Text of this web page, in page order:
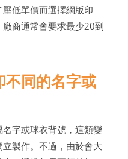
低單價而選擇網版印
商通常會要求最少20到
不同的名字或
字或球衣背號，這類變
製作。不過，由於會大